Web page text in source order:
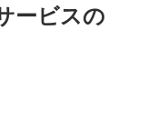
ービスの